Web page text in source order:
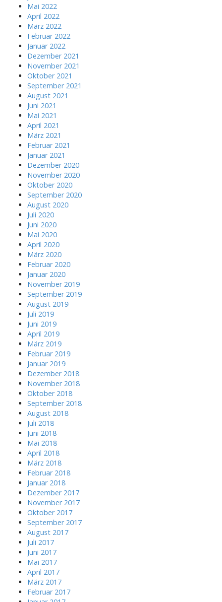
Mai 2022
April 2022
März 2022
Februar 2022
Januar 2022
Dezember 2021
November 2021
Oktober 2021
September 2021
August 2021
Juni 2021
Mai 2021
April 2021
März 2021
Februar 2021
Januar 2021
Dezember 2020
November 2020
Oktober 2020
September 2020
August 2020
Juli 2020
Juni 2020
Mai 2020
April 2020
März 2020
Februar 2020
Januar 2020
November 2019
September 2019
August 2019
Juli 2019
Juni 2019
April 2019
März 2019
Februar 2019
Januar 2019
Dezember 2018
November 2018
Oktober 2018
September 2018
August 2018
Juli 2018
Juni 2018
Mai 2018
April 2018
März 2018
Februar 2018
Januar 2018
Dezember 2017
November 2017
Oktober 2017
September 2017
August 2017
Juli 2017
Juni 2017
Mai 2017
April 2017
März 2017
Februar 2017